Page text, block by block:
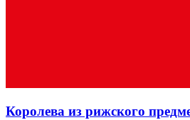
Королева из рижского